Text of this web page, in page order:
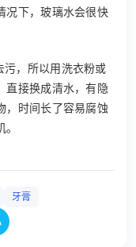
况下，玻璃水会很快
，所以用洗衣粉或
直接换成清水，有隐
，时间长了容易腐蚀
牙膏